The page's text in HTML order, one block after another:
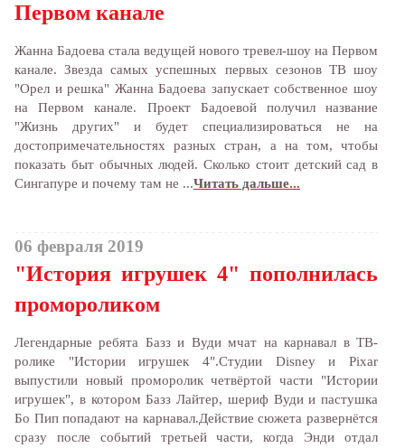
Первом канале
Жанна Бадоева стала ведущей нового тревел-шоу на Первом
канале. Звезда самых успешных первых сезонов ТВ шоу
"Орел и решка" Жанна Бадоева запускает собственное шоу
на Первом канале. Проект Бадоевой получил название
"Жизнь других" и будет специализироваться не на
достопримечательностях разных стран, а на том, чтобы
показать быт обычных людей. Сколько стоит детский сад в
Сингапуре и почему там не ...Читать дальше...
06 февраля 2019
"История игрушек 4" пополнилась
промороликом
Легендарные ребята Базз и Вуди мчат на карнавал в ТВ-
ролике "Истории игрушек 4".Студии Disney и Pixar
выпустили новый проморолик четвёртой части "Истории
игрушек", в котором Базз Лайтер, шериф Вуди и пастушка
Бо Пип попадают на карнавал.Действие сюжета развернётся
сразу после событий третьей части, когда Энди отдал